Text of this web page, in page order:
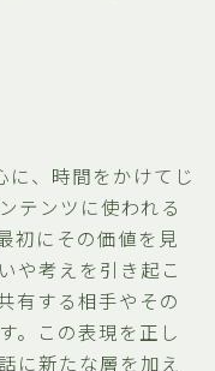
に、時間をかけてじ
テンツに使われる
初にその価値を見
や考えを引き起こ
有する相手やその
。この表現を正し
に新たな層を加え